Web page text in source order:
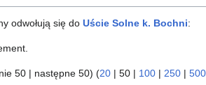
odwołują się do Uście Solne k. Bochni:
50 | następne 50) (20 | 50 | 100 | 250 | 500